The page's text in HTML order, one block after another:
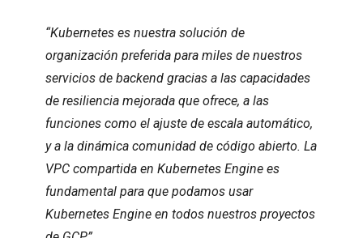
“Kubernetes es nuestra solución de
organización preferida para miles de nuestros
servicios de backend gracias a las capacidades
de resiliencia mejorada que ofrece, a las
funciones como el ajuste de escala automático,
y a la dinámica comunidad de código abierto. La
VPC compartida en Kubernetes Engine es
fundamental para que podamos usar
Kubernetes Engine en todos nuestros proyectos